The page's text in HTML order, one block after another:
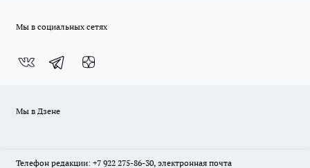
Мы в социальных сетях
Мы в Дзене
Телефон редакции: +7 922 275-86-30, электронная почта